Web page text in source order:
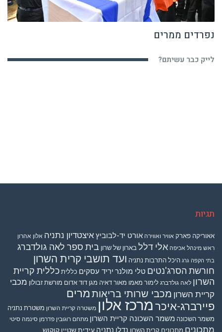
נפרדים ממרים
לייק כבר עשיתם?
תגיות
אאוריקה פארק אוויר ואווירה אורט יד-לבוביץ איצטדיון נתניה אלון אהרון
ראש מינהל אכיפה אלי דלל בארון של שרון בית ספר לאה גולדברג
בתי הקפה גרג היכל התרבות נתניה ועד תושבי קרית השרון
חורשת הסרג'נטים טלי מולנר יריד עסקים כללית כללית קריית
השרון לאה גולדברג לימור מאמו מאור דאיה מגן דוד אדום מורשת זבולון מכבי
קריית השרון מכבי שרותי בריאותמרים
פיירברג-איכר מרכז אלון משטרה קריית השרון משטרת נתניה
משמר השכונה משמר השכונה קריית השרון מתחם רוגובין פדרמן סינמה סיטי
מתכונים מתכונים קרית השרון נדלן נתניה עידית שטיין קוקוש